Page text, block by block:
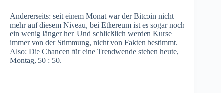
Andererseits: seit einem Monat war der Bitcoin nicht
mehr auf diesem Niveau, bei Ethereum ist es sogar noch
ein wenig länger her. Und schließlich werden Kurse
immer von der Stimmung, nicht von Fakten bestimmt.
Also: Die Chancen für eine Trendwende stehen heute,
Montag, 50 : 50.